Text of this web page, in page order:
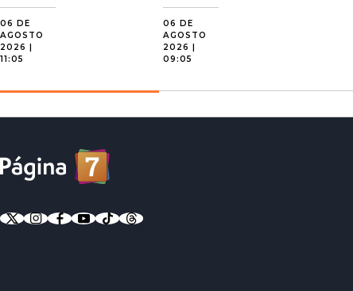
06 DE
AGOSTO
2026 |
11:05
06 DE
AGOSTO
2026 |
09:05